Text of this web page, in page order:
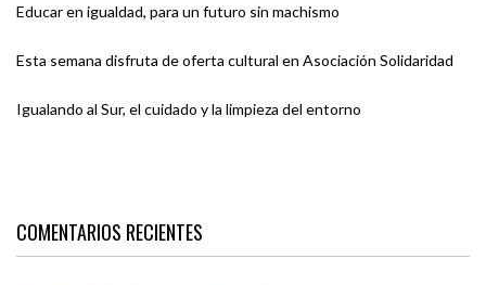
Educar en igualdad, para un futuro sin machismo
Esta semana disfruta de oferta cultural en Asociación Solidaridad
Igualando al Sur, el cuidado y la limpieza del entorno
COMENTARIOS RECIENTES